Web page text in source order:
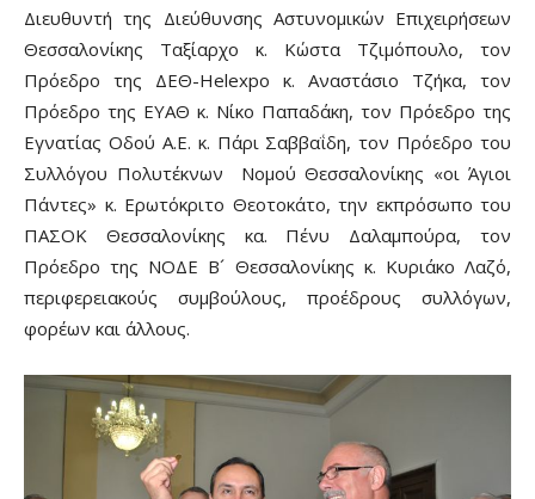
Διευθυντή της Διεύθυνσης Αστυνομικών Επιχειρήσεων
Θεσσαλονίκης Ταξίαρχο κ. Κώστα Τζιμόπουλο, τον
Πρόεδρο της ΔΕΘ-Helexpo κ. Αναστάσιο Τζήκα, τον
Πρόεδρο της ΕΥΑΘ κ. Νίκο Παπαδάκη, τον Πρόεδρο της
Εγνατίας Οδού Α.Ε. κ. Πάρι Σαββαΐδη, τον Πρόεδρο του
Συλλόγου Πολυτέκνων Νομού Θεσσαλονίκης «οι Άγιοι
Πάντες» κ. Ερωτόκριτο Θεοτοκάτο, την εκπρόσωπο του
ΠΑΣΟΚ Θεσσαλονίκης κα. Πένυ Δαλαμπούρα, τον
Πρόεδρο της ΝΟΔΕ Β´ Θεσσαλονίκης κ. Κυριάκο Λαζό,
περιφερειακούς συμβούλους, προέδρους συλλόγων,
φορέων και άλλους.